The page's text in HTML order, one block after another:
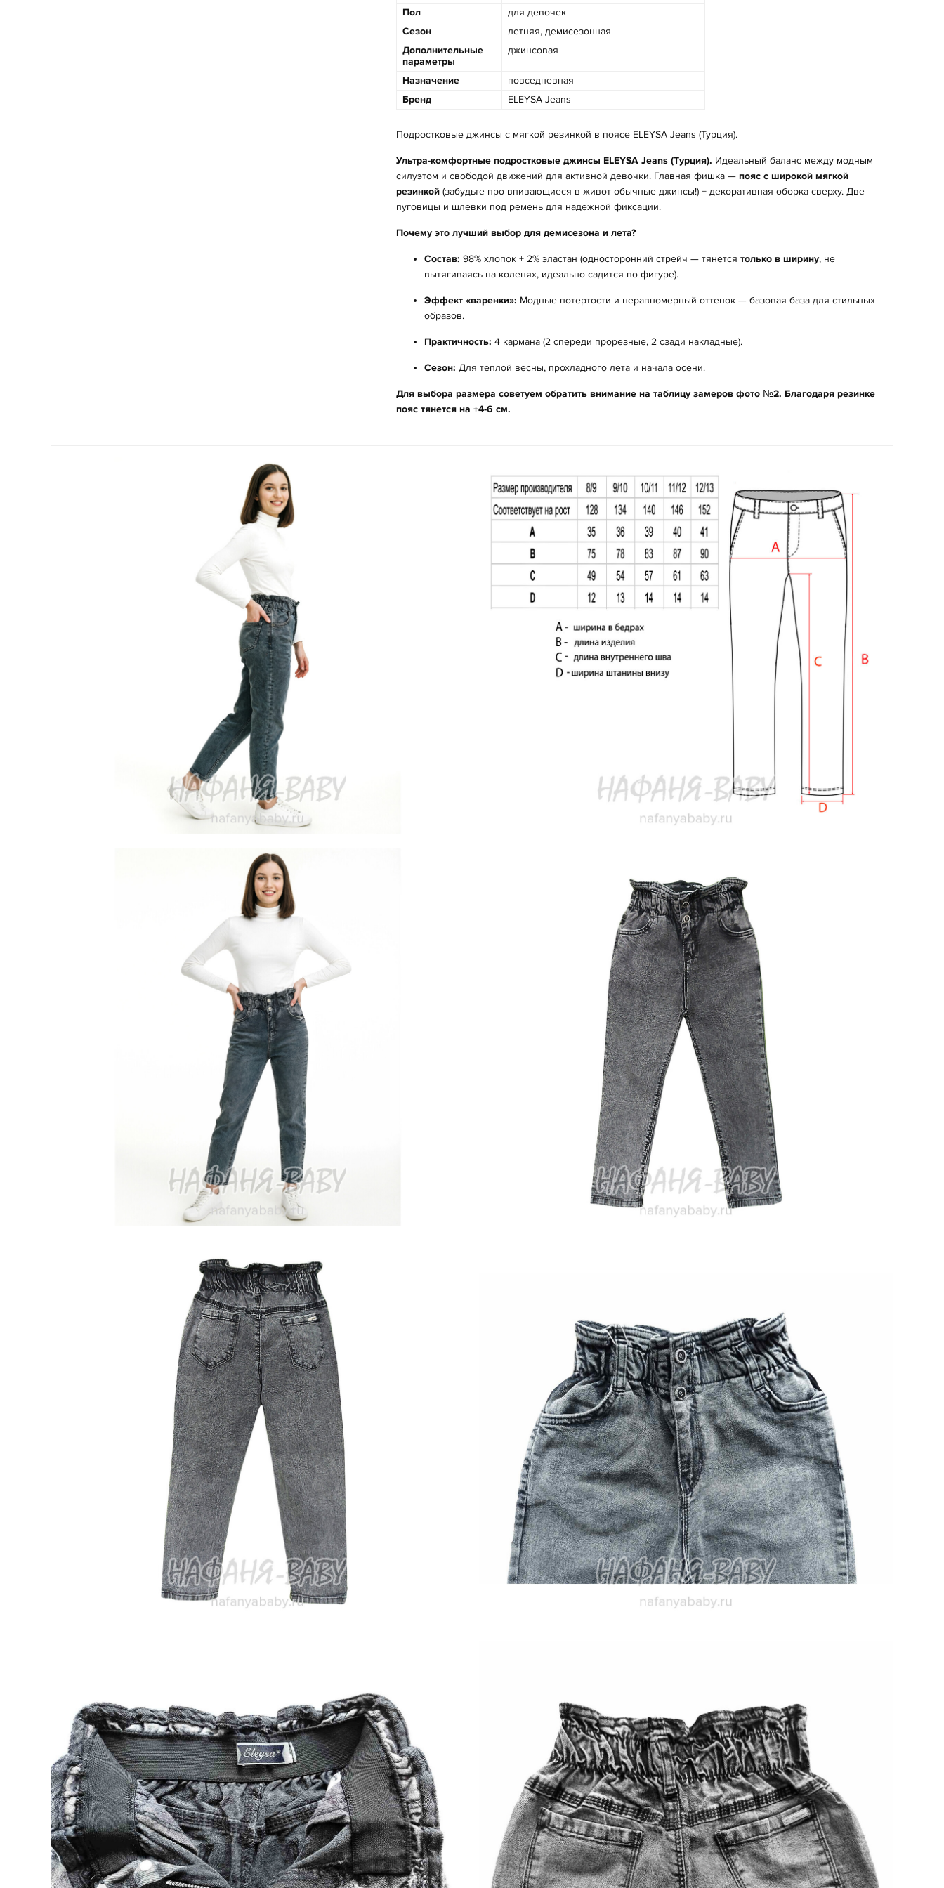
Пол
для девочек
Сезон
летняя, демисезонная
Дополнительные
параметры
джинсовая
Назначение
повседневная
Бренд
ELEYSA Jeans
Подростковые джинсы с мягкой резинкой в поясе ELEYSA Jeans (Турция).
Ультра-комфортные подростковые джинсы ELEYSA Jeans (Турция). Идеальный баланс между модным
силуэтом и свободой движений для активной девочки. Главная фишка — пояс с широкой мягкой
резинкой (забудьте про впивающиеся в живот обычные джинсы!) + декоративная оборка сверху. Две
пуговицы и шлевки под ремень для надежной фиксации.
Почему это лучший выбор для демисезона и лета?
Состав: 98% хлопок + 2% эластан (односторонний стрейч — тянется только в ширину, не
вытягиваясь на коленях, идеально садится по фигуре).
Эффект «варенки»: Модные потертости и неравномерный оттенок — базовая база для стильных
образов.
Практичность: 4 кармана (2 спереди прорезные, 2 сзади накладные).
Сезон: Для теплой весны, прохладного лета и начала осени.
Для выбора размера советуем обратить внимание на таблицу замеров фото №2. Благодаря резинке
пояс тянется на +4-6 см.